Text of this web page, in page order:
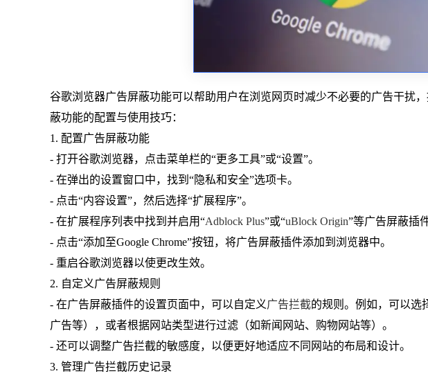
谷歌浏览器广告屏蔽功能可以帮助用户在浏览网页时减少不必要的广告干扰
蔽功能的配置与使用技巧：
1. 配置广告屏蔽功能
- 打开谷歌浏览器，点击菜单栏的“更多工具”或“设置”。
- 在弹出的设置窗口中，找到“隐私和安全”选项卡。
- 点击“内容设置”，然后选择“扩展程序”。
- 在扩展程序列表中找到并启用“Adblock Plus”或“uBlock Origin”等广告屏蔽插件
- 点击“添加至Google Chrome”按钮，将广告屏蔽插件添加到浏览器中。
- 重启谷歌浏览器以使更改生效。
2. 自定义广告屏蔽规则
- 在广告屏蔽插件的设置页面中，可以自定义广告拦截的规则。例如，可以选
广告等），或者根据网站类型进行过滤（如新闻网站、购物网站等）。
- 还可以调整广告拦截的敏感度，以便更好地适应不同网站的布局和设计。
3. 管理广告拦截历史记录